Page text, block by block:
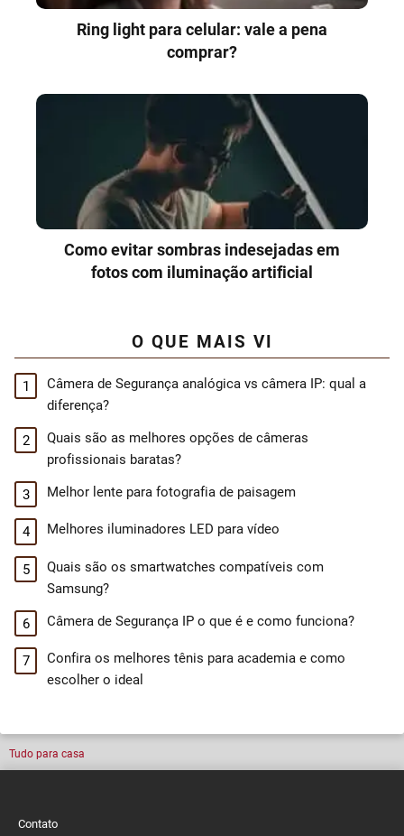
Ring light para celular: vale a pena
comprar?
Como evitar sombras indesejadas em
fotos com iluminação artificial
O QUE MAIS VI
Câmera de Segurança analógica vs câmera IP: qual a
diferença?
Quais são as melhores opções de câmeras
profissionais baratas?
Melhor lente para fotografia de paisagem
Melhores iluminadores LED para vídeo
Quais são os smartwatches compatíveis com
Samsung?
Câmera de Segurança IP o que é e como funciona?
Confira os melhores tênis para academia e como
escolher o ideal
Tudo para casa
Contato